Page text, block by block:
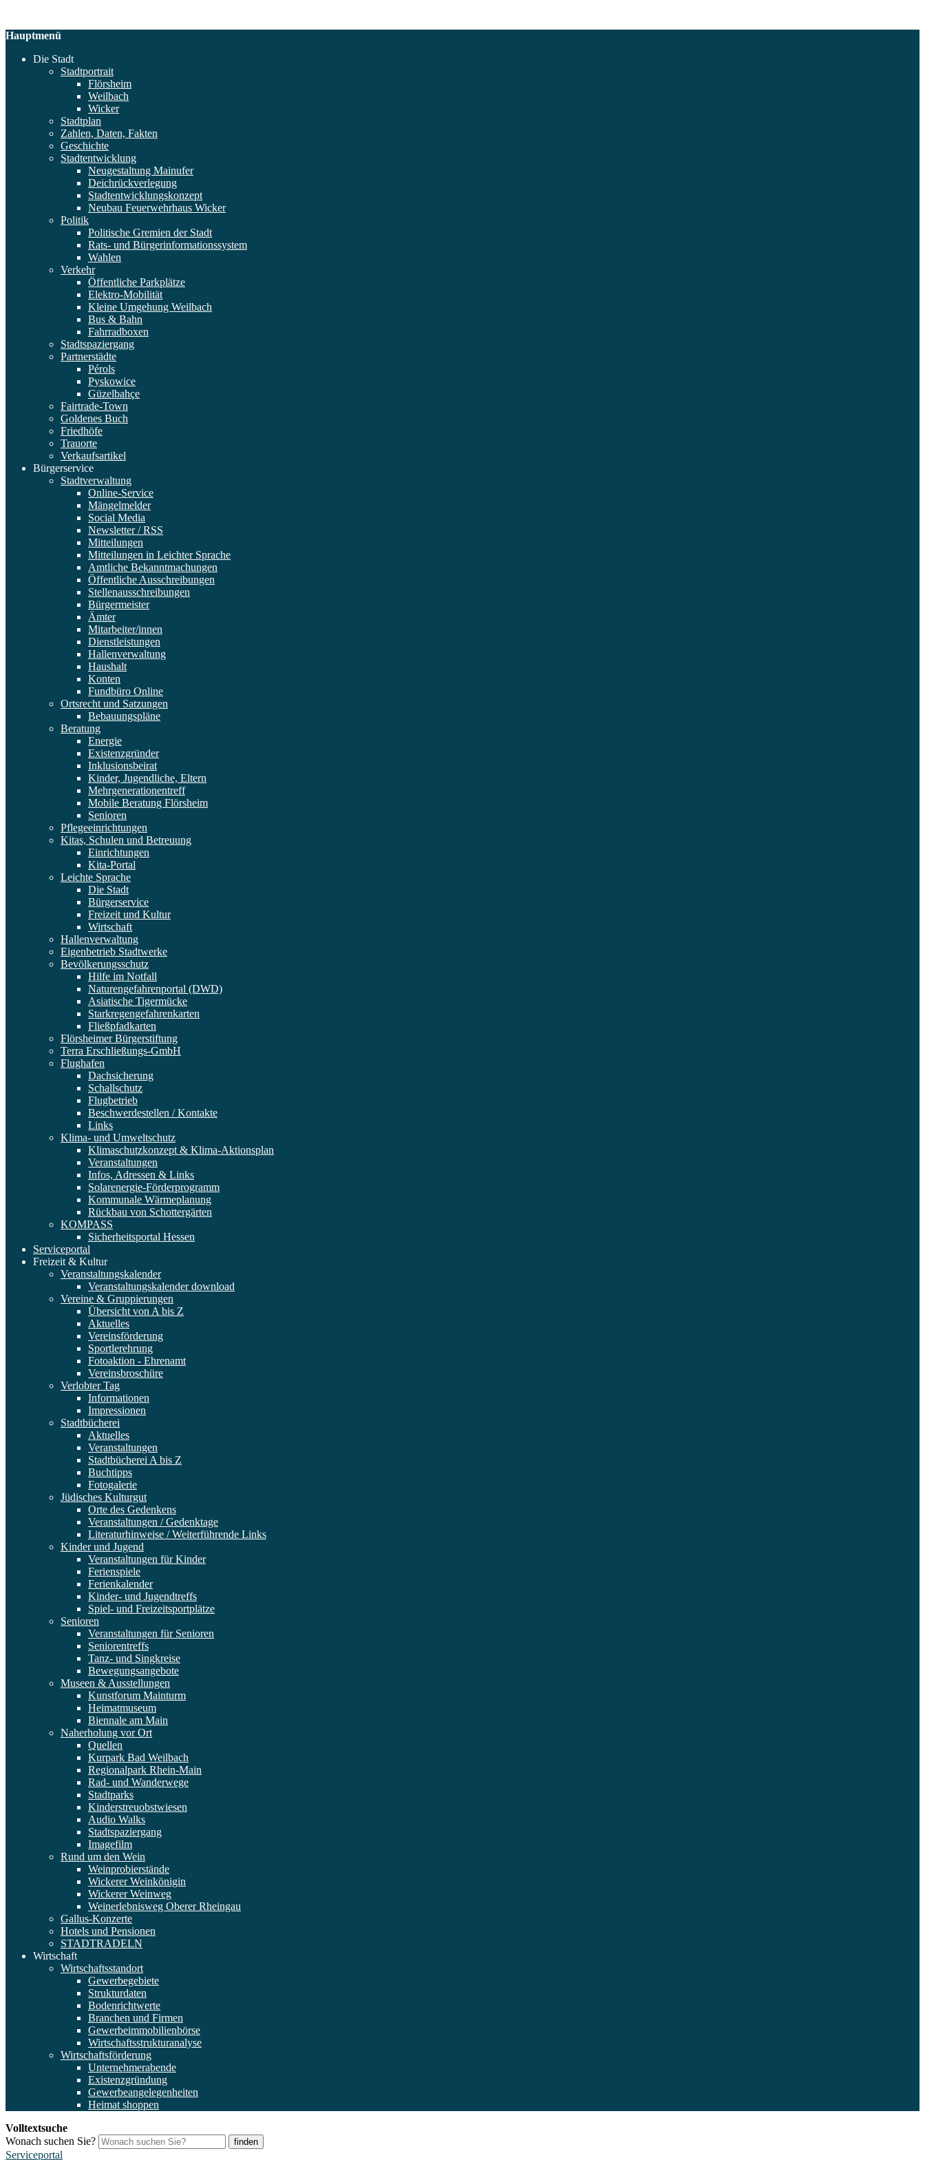
Hauptmenü
Die Stadt
Stadtportrait
Flörsheim
Weilbach
Wicker
Stadtplan
Zahlen, Daten, Fakten
Geschichte
Stadtentwicklung
Neugestaltung Mainufer
Deichrückverlegung
Stadtentwicklungskonzept
Neubau Feuerwehrhaus Wicker
Politik
Politische Gremien der Stadt
Rats- und Bürgerinformationssystem
Wahlen
Verkehr
Öffentliche Parkplätze
Elektro-Mobilität
Kleine Umgehung Weilbach
Bus & Bahn
Fahrradboxen
Stadtspaziergang
Partnerstädte
Pérols
Pyskowice
Güzelbahçe
Fairtrade-Town
Goldenes Buch
Friedhöfe
Trauorte
Verkaufsartikel
Bürgerservice
Stadtverwaltung
Online-Service
Mängelmelder
Social Media
Newsletter / RSS
Mitteilungen
Mitteilungen in Leichter Sprache
Amtliche Bekanntmachungen
Öffentliche Ausschreibungen
Stellenausschreibungen
Bürgermeister
Ämter
Mitarbeiter/innen
Dienstleistungen
Hallenverwaltung
Haushalt
Konten
Fundbüro Online
Ortsrecht und Satzungen
Bebauungspläne
Beratung
Energie
Existenzgründer
Inklusionsbeirat
Kinder, Jugendliche, Eltern
Mehrgenerationentreff
Mobile Beratung Flörsheim
Senioren
Pflegeeinrichtungen
Kitas, Schulen und Betreuung
Einrichtungen
Kita-Portal
Leichte Sprache
Die Stadt
Bürgerservice
Freizeit und Kultur
Wirtschaft
Hallenverwaltung
Eigenbetrieb Stadtwerke
Bevölkerungsschutz
Hilfe im Notfall
Naturengefahrenportal (DWD)
Asiatische Tigermücke
Starkregengefahrenkarten
Fließpfadkarten
Flörsheimer Bürgerstiftung
Terra Erschließungs-GmbH
Flughafen
Dachsicherung
Schallschutz
Flugbetrieb
Beschwerdestellen / Kontakte
Links
Klima- und Umweltschutz
Klimaschutzkonzept & Klima-Aktionsplan
Veranstaltungen
Infos, Adressen & Links
Solarenergie-Förderprogramm
Kommunale Wärmeplanung
Rückbau von Schottergärten
KOMPASS
Sicherheitsportal Hessen
Serviceportal
Freizeit & Kultur
Veranstaltungskalender
Veranstaltungskalender download
Vereine & Gruppierungen
Übersicht von A bis Z
Aktuelles
Vereinsförderung
Sportlerehrung
Fotoaktion - Ehrenamt
Vereinsbroschüre
Verlobter Tag
Informationen
Impressionen
Stadtbücherei
Aktuelles
Veranstaltungen
Stadtbücherei A bis Z
Buchtipps
Fotogalerie
Jüdisches Kulturgut
Orte des Gedenkens
Veranstaltungen / Gedenktage
Literaturhinweise / Weiterführende Links
Kinder und Jugend
Veranstaltungen für Kinder
Ferienspiele
Ferienkalender
Kinder- und Jugendtreffs
Spiel- und Freizeitsportplätze
Senioren
Veranstaltungen für Senioren
Seniorentreffs
Tanz- und Singkreise
Bewegungsangebote
Museen & Ausstellungen
Kunstforum Mainturm
Heimatmuseum
Biennale am Main
Naherholung vor Ort
Quellen
Kurpark Bad Weilbach
Regionalpark Rhein-Main
Rad- und Wanderwege
Stadtparks
Kinderstreuobstwiesen
Audio Walks
Stadtspaziergang
Imagefilm
Rund um den Wein
Weinprobierstände
Wickerer Weinkönigin
Wickerer Weinweg
Weinerlebnisweg Oberer Rheingau
Gallus-Konzerte
Hotels und Pensionen
STADTRADELN
Wirtschaft
Wirtschaftsstandort
Gewerbegebiete
Strukturdaten
Bodenrichtwerte
Branchen und Firmen
Gewerbeimmobilienbörse
Wirtschaftsstrukturanalyse
Wirtschaftsförderung
Unternehmerabende
Existenzgründung
Gewerbeangelegenheiten
Heimat shoppen
Volltextsuche
Wonach suchen Sie?
finden
Serviceportal